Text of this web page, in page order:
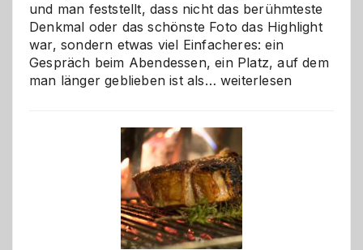
und man feststellt, dass nicht das berühmteste
Denkmal oder das schönste Foto das Highlight
war, sondern etwas viel Einfacheres: ein
Gespräch beim Abendessen, ein Platz, auf dem
man länger geblieben ist als… Als
–
die
Gelegenheit,
neue
Reiseziele
zu
entdecken
weiterlesen